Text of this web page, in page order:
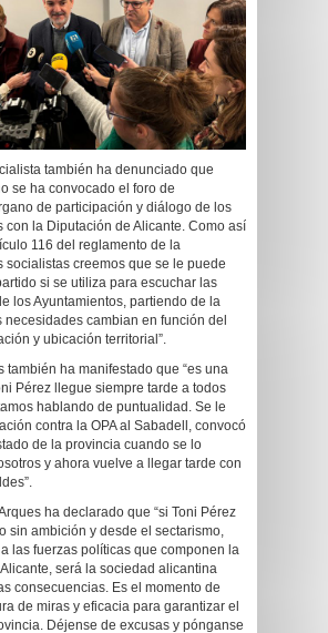
también ha denunciado que
se ha convocado el foro de
de participación y diálogo de los
con la Diputación de Alicante. Como así
116 del reglamento de la
socialistas creemos que se le puede
si se utiliza para escuchar las
los Ayuntamientos, partiendo de la
necesidades cambian en función del
y ubicación territorial”.
también ha manifestado que “es una
Pérez llegue siempre tarde a todos
hablando de puntualidad. Se le
contra la OPA al Sabadell, convocó
de la provincia cuando se lo
y ahora vuelve a llegar tarde con
ha declarado que “si Toni Pérez
sin ambición y desde el sectarismo,
las fuerzas políticas que componen la
será la sociedad alicantina
consecuencias. Es el momento de
de miras y eficacia para garantizar el
Déjense de excusas y pónganse